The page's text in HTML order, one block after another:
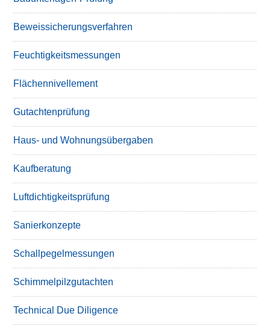
Beweissicherungsverfahren
Feuchtigkeitsmessungen
Flächennivellement
Gutachtenprüfung
Haus- und Wohnungsübergaben
Kaufberatung
Luftdichtigkeitsprüfung
Sanierkonzepte
Schallpegelmessungen
Schimmelpilzgutachten
Technical Due Diligence